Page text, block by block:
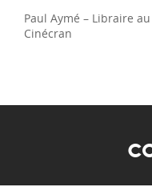
Paul Aymé – Libraire
Cinécran